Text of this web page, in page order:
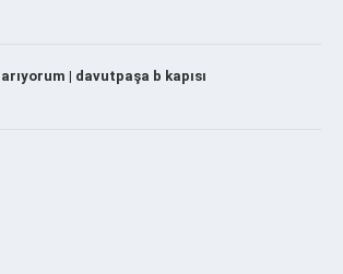
| davutpaşa b kapısı